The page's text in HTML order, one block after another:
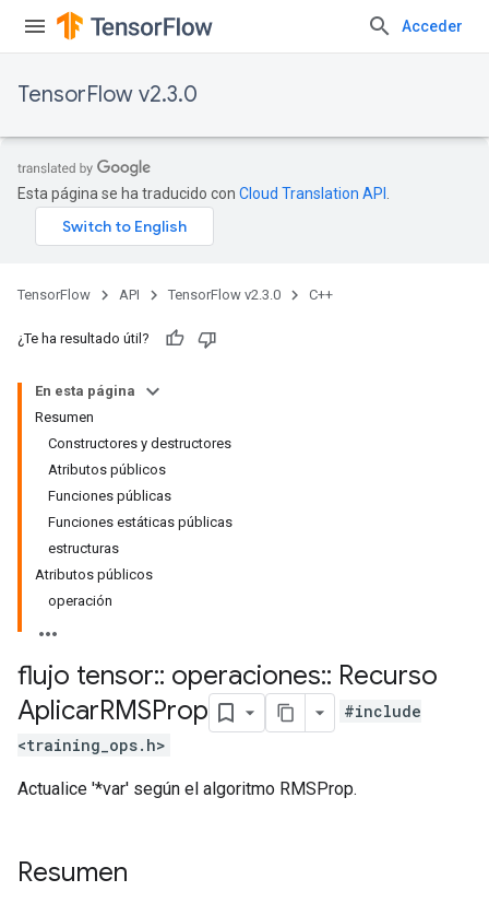
Acceder
TensorFlow v2.3.0
Esta página se ha traducido con Cloud Translation API
TensorFlow API TensorFlow v2.3.0 C++
¿Te ha resultado útil?
En esta página
Resumen
Constructores y destructores
Atributos públicos
Funciones públicas
Funciones estáticas públicas
estructuras
Atributos públicos
operación
flujo tensor:: operaciones:: Recurso
AplicarRMSProp
#include
<training_ops.h>
Actualice '*var' según el algoritmo RMSProp.
Resumen